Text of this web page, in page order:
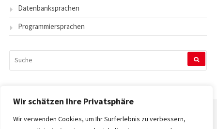
Wir schätzen Ihre Privatsphäre
Wir verwenden Cookies, um Ihr Surferlebnis zu verbessern,
Datenbanksprachen
Programmiersprachen
NACH:
Startseite